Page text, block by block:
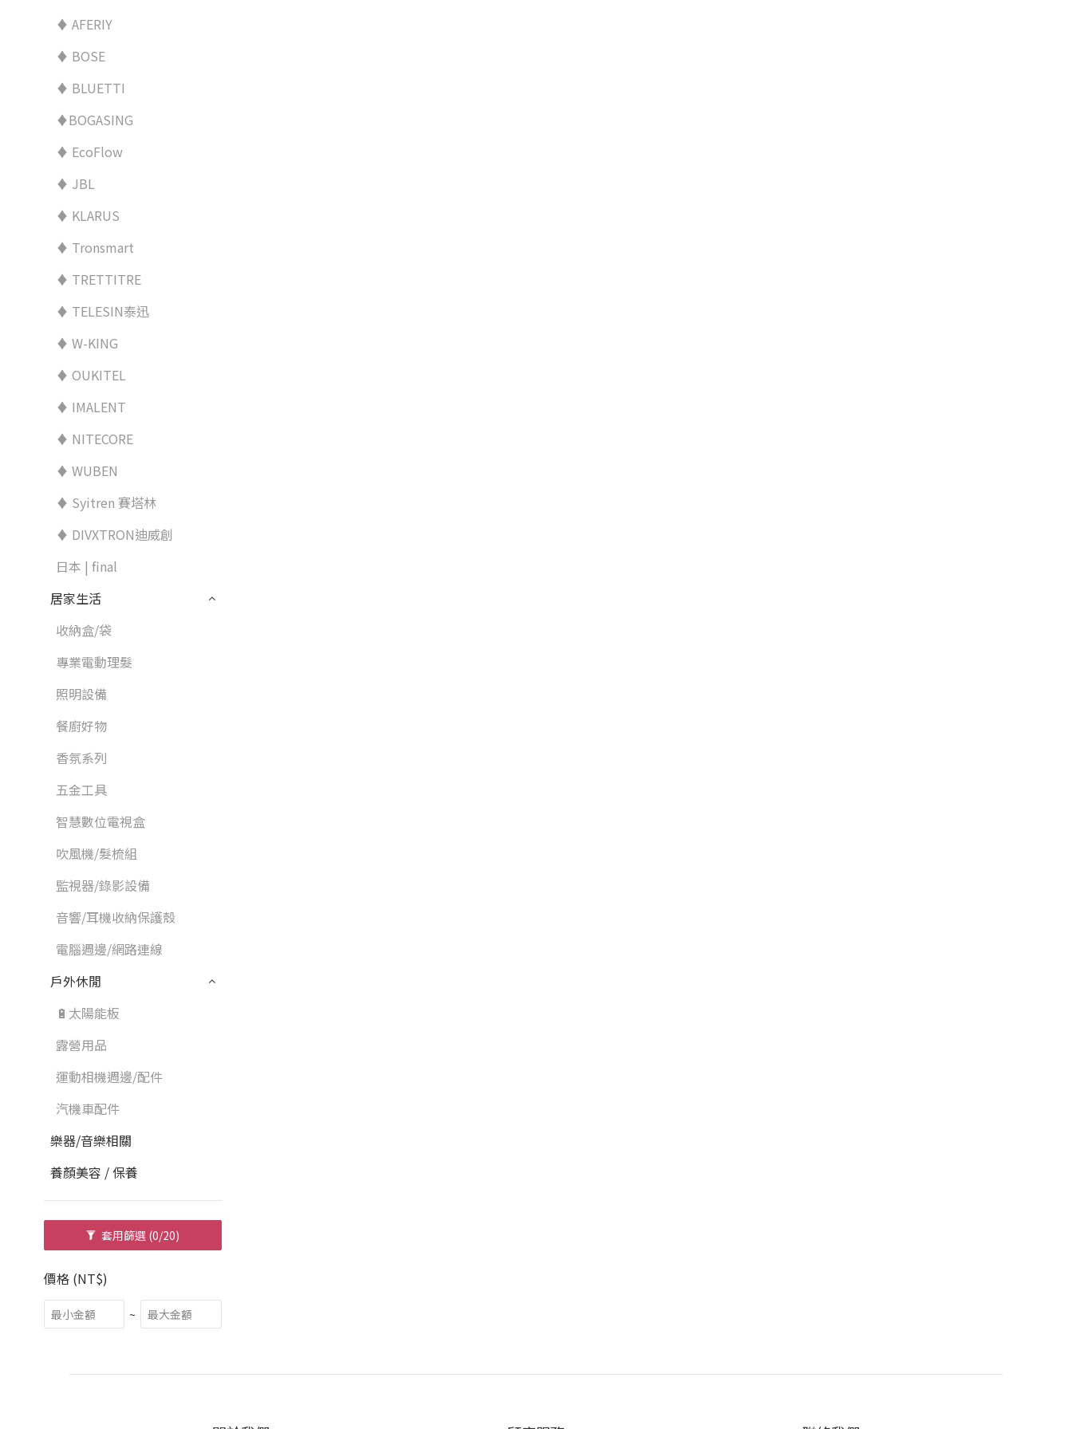
♦ AFERIY
♦ BOSE
♦ BLUETTI
♦BOGASING
♦ EcoFlow
♦ JBL
♦ KLARUS
♦ Tronsmart
♦ TRETTITRE
♦ TELESIN泰迅
♦ W-KING
♦ OUKITEL
♦ IMALENT
♦ NITECORE
♦ WUBEN
♦ Syitren 賽塔林
♦ DIVXTRON迪威創
日本 | final
居家生活
收納盒/袋
專業電動理髮
照明設備
餐廚好物
香氛系列
五金工具
智慧數位電視盒
吹風機/髮梳組
監視器/錄影設備
音響/耳機收納保護殼
電腦週邊/網路連線
戶外休閒
🔋太陽能板
露營用品
運動相機週邊/配件
汽機車配件
樂器/音樂相關
養顏美容 / 保養
套用篩選 (0/20)
價格 (NT$)
~